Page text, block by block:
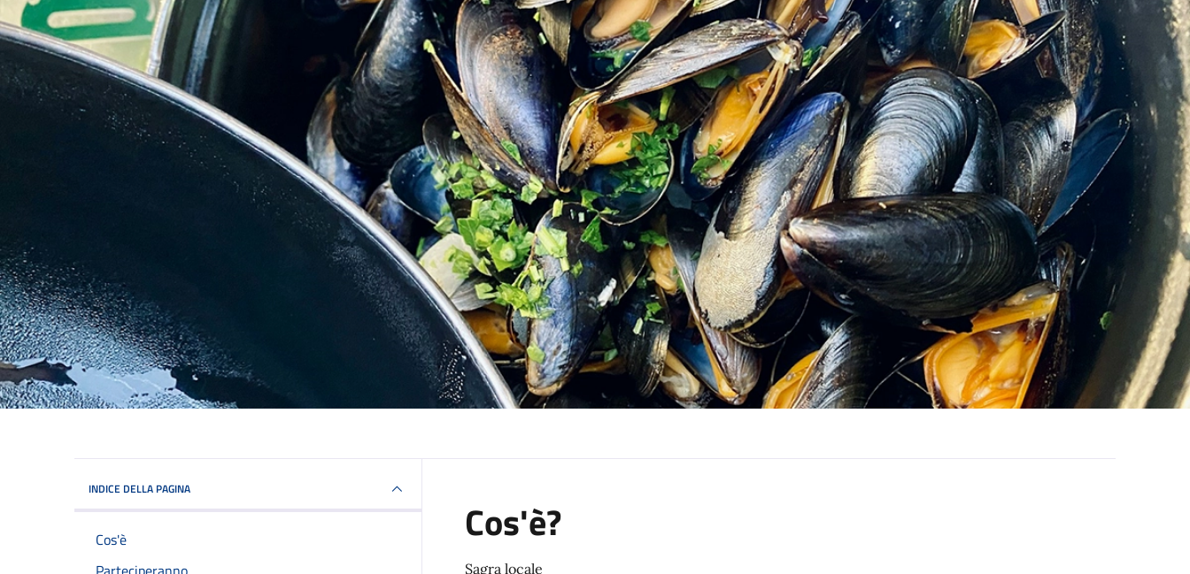
INDICE DELLA PAGINA
Cos'è
Cos'è?
Sagra locale